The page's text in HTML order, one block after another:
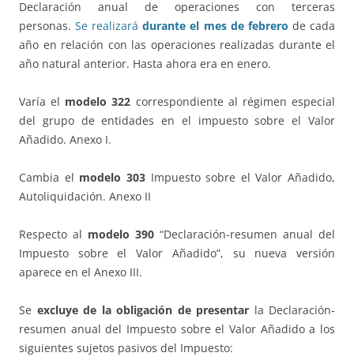
Declaración anual de operaciones con terceras
personas.Se realizarádurante el mes de febrero de cada
año en relación con las operaciones realizadas durante el
año natural anterior. Hasta ahora era en enero.
Varía el modelo 322 correspondiente al régimen especial
del grupo de entidades en el impuesto sobre el Valor
Añadido. Anexo I.
Cambia el modelo 303Impuesto sobre el Valor Añadido,
Autoliquidación. Anexo II
Respecto al modelo 390 “Declaración-resumen anual del
Impuesto sobre el Valor Añadido”, su nueva versión
aparece en el Anexo III.
Se excluye de la obligación de presentar la Declaración-
resumen anual del Impuesto sobre el Valor Añadido a los
siguientes sujetos pasivos del Impuesto: